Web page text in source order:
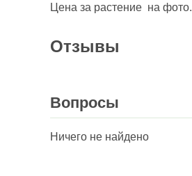
Цена за растение на фото.
Отзывы
Вопросы
Ничего не найдено